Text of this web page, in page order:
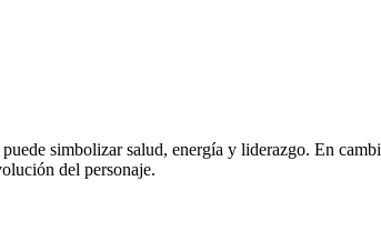
simbolizar salud, energía y liderazgo. En
del personaje.